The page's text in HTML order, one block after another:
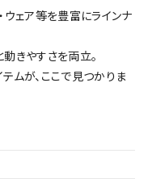
ウェア等を豊富にラインナ
きやすさを両立。
ムが、ここで見つかりま